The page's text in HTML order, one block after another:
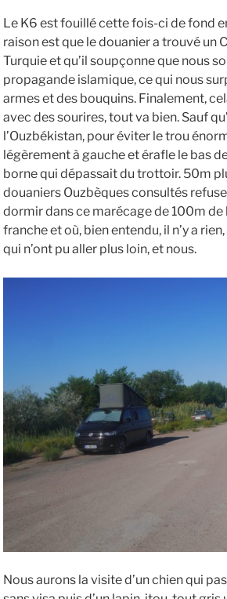
Le K6 est fouillé cette fois-ci de fond
raison est que le douanier a trouvé un
Turquie et qu’il soupçonne que nous
propagande islamique, ce qui nous
armes et des bouquins. Finalement,
avec des sourires, tout va bien. Sauf
l’Ouzbékistan, pour éviter le trou
légèrement à gauche et érafle le bas
borne qui dépassait du trottoir. 50m
douaniers Ouzbèques consultés
dormir dans ce marécage de 100m
franche et où, bien entendu, il n’y a
qui n’ont pu aller plus loin, et nous.
Nous aurons la visite d’un chien qui